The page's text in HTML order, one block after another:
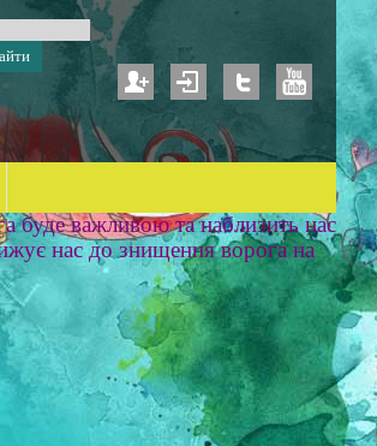
буде важливою та наблизить нас
нас до знищення ворога на